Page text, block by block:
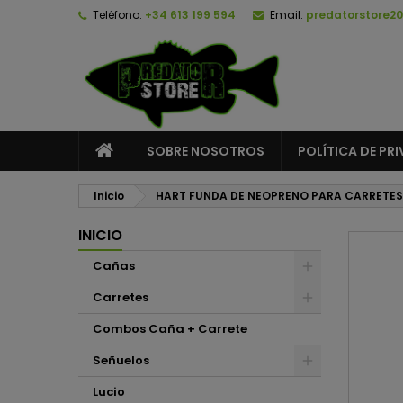
Teléfono: +34 613 199 594 Email:
SOBRE NOSOTROS POLÍTICA DE
Inicio HART FUNDA DE NEOPRENO PARA
INICIO
Cañas
Carretes
Combos Caña + Carrete
Señuelos
Lucio